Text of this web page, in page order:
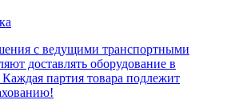
с ведущими транспортными
доставлять оборудование в
партия товара подлежит